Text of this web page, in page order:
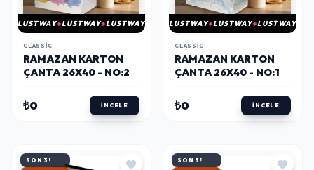
LUSTWAY LUSTWAY LUSTWAY
CLASSIC
RAMAZAN KARTON
ÇANTA 26X40 - NO:2
₺0 İNCELE
LUSTWAY LUSTWAY LUSTWAY
CLASSIC
RAMAZAN KARTON
ÇANTA 26X40 - NO:1
₺0 İNCELE
SON 3!
SON 3!